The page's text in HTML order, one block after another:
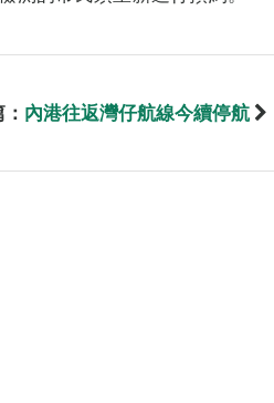
內港往返灣仔航線今續停航